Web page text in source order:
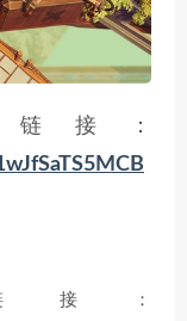
接：
接：